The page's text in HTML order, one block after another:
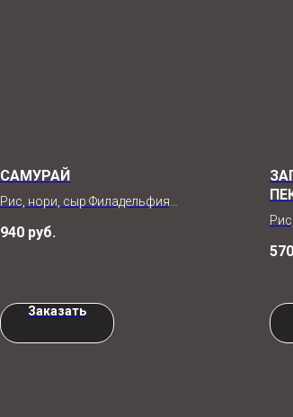
САМУРАЙ
Рис, нори, сыр Филадельфия,
чука, соус ореховый, соус
940 руб.
Заказать
570